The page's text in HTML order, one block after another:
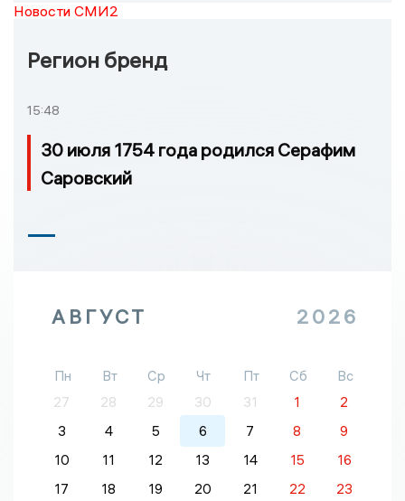
Новости СМИ2
Регион бренд
15:48
30 июля 1754 года родился Серафим
Саровский
АВГУСТ 2026
Пн Вт Ср Чт Пт Сб
Вс
27
28 29 30 31 1
2
3
4 5 6 7 8
9
10
11 12 13 14 15
16
17
18 19 20 21 22
23